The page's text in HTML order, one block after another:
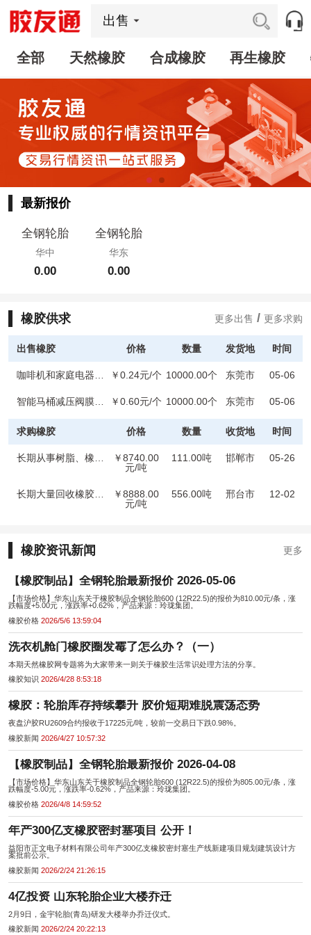
出售
全部 天然橡胶 合成橡胶 再生橡胶
最新报价
全钢轮胎
华中
0.00
全钢轮胎
华东
0.00
橡胶供求 更多出售 /更多求购
出售橡胶 价格 数量 发货地 时间
￥0.24元/个 10000.00个 东莞市 05-06
智能马桶减压阀膜片耐撕拉密封性强涌永硅橡 ￥0.60元/个 10000.00个 东莞市 05-06
求购橡胶 价格 数量 收货地 时间
长期从事树脂、橡胶制品、油墨等回收业务
￥8740.00
元/吨
111.00吨 邯郸市 05-26
长期大量回收橡胶制品、塑料制品原料
￥8888.00
元/吨
556.00吨 邢台市 12-02
橡胶资讯新闻 更多
【橡胶制品】全钢轮胎最新报价 2026-05-06
【市场价格】华东山东关于橡胶制品全钢轮胎600 (12R22.5)的报价为810.00元/条，涨
跌幅度+5.00元，涨跌率+0.62%，产品来源：玲珑集团。
橡胶价格 2026/5/6 13:59:04
洗衣机舱门橡胶圈发霉了怎么办？（一）
本期天然橡胶网专题将为大家带来一则关于橡胶生活常识处理方法的分享。
橡胶知识 2026/4/28 8:53:18
橡胶：轮胎库存持续攀升 胶价短期难脱震荡态势
夜盘沪胶RU2609合约报收于17225元/吨，较前一交易日下跌0.98%。
橡胶新闻 2026/4/27 10:57:32
【橡胶制品】全钢轮胎最新报价 2026-04-08
【市场价格】华东山东关于橡胶制品全钢轮胎600 (12R22.5)的报价为805.00元/条，涨
跌幅度-5.00元，涨跌率-0.62%，产品来源：玲珑集团。
橡胶价格 2026/4/8 14:59:52
年产300亿支橡胶密封塞项目 公开！
益阳市正文电子材料有限公司年产300亿支橡胶密封塞生产线新建项目规划建筑设计方
案批前公示。
橡胶新闻 2026/2/24 21:26:15
4亿投资 山东轮胎企业大楼乔迁
2月9日，金宇轮胎(青岛)研发大楼举办乔迁仪式。
橡胶新闻 2026/2/24 20:22:13